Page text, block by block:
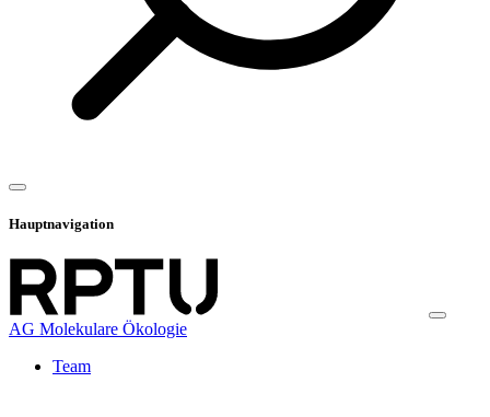
Hauptnavigation
AG Molekulare Ökologie
Team